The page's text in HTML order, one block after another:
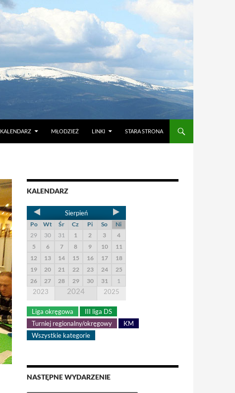
KALENDARZ MŁODZIEŻ LINKI STARA STRONA
KALENDARZ
Sierpień
Po Wt Śr Cz Pi So
Ni
29
30 31 1 2 3
4
5
6 7 8 9 10
11
12
13 14 15 16 17
18
19
20 21 22 23 24
25
26
27 28 29 30 31 1
2023 2024 2025
Liga okręgowa
III liga DS
Turniej regionalny/okręgowy
KM
Wszystkie kategorie
NASTĘPNE WYDARZENIE